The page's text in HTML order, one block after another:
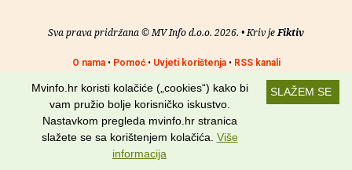
Sva prava pridržana © MV Info d.o.o. 2026. • Kriv jeFiktiv
O nama• Pomoć• Uvjeti korištenja• RSS kanali
Potraži nas na: SLAŽEM SE
Mvinfo.hr koristi kolačiće („cookies“) kako bi
vam pružio bolje korisničko iskustvo.
Nastavkom pregleda mvinfo.hr stranica
slažete se sa korištenjem kolačića. Više
informacija